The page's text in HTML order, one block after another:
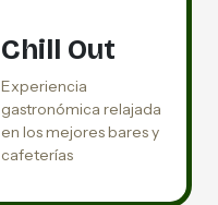
Chill Out
Experiencia
gastronómica relajada
en los mejores bares y
cafeterías